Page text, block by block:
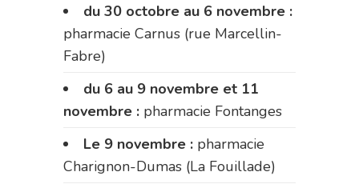
du 30 octobre au 6 novembre :
pharmacie Carnus (rue Marcellin-
Fabre)
du 6 au 9 novembre et 11
novembre : pharmacie Fontanges
Le 9 novembre : pharmacie
Charignon-Dumas (La Fouillade)